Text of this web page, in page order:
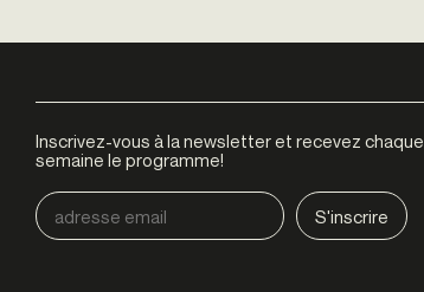
Inscrivez-vous à la newsletter et recevez chaque
semaine le programme!